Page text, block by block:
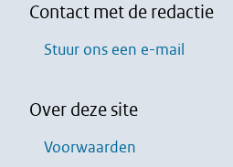
Contact met de redactie
Stuur ons een e-mail
Over deze site
Voorwaarden